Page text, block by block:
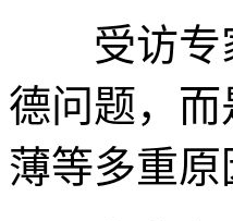
受访专家
德问题，
薄等多重